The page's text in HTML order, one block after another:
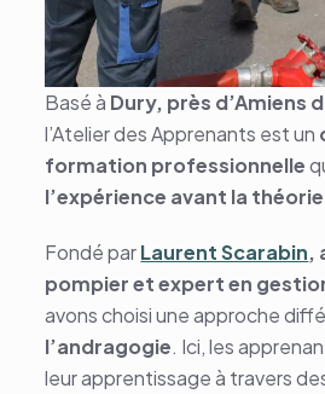
Basé à Dury, près d’Amiens
l’Atelier des Apprenants est un
formation professionnelle
l’expérience avant la théorie
Fondé parLaurent Scarabin,
pompier et expert en
avons choisi une approche
l’andragogie. Ici, les
leur apprentissage à travers